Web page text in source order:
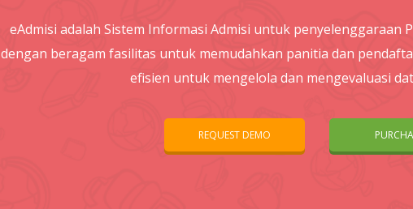
eAdmisi adalah Sistem Informasi Admisi untuk penyelenggaraan
dengan beragam fasilitas untuk memudahkan panitia dan
efisien untuk mengelola dan mengevaluasi
REQUEST DEMO